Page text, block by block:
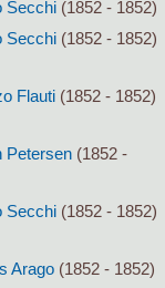
Secchi (1852 - 1852)
Secchi (1852 - 1852)
Flauti (1852 - 1852)
Petersen (1852 -
Secchi (1852 - 1852)
Arago (1852 - 1852)